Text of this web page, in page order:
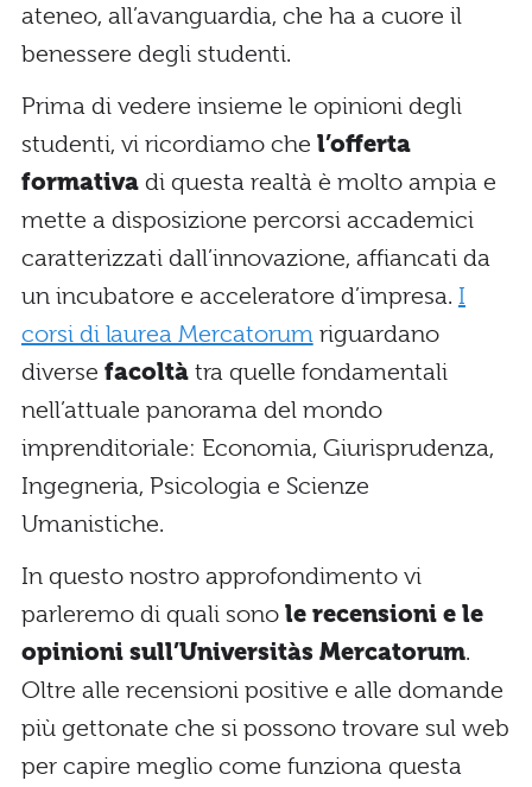
ateneo, all’avanguardia, che ha a cuore il
benessere degli studenti.
Prima di vedere insieme le opinioni degli
studenti, vi ricordiamo che l’offerta
formativa di questa realtà è molto ampia e
mette a disposizione percorsi accademici
caratterizzati dall’innovazione, affiancati da
un incubatore e acceleratore d’impresa. I
corsi di laurea Mercatorumriguardano
diverse facoltà tra quelle fondamentali
nell’attuale panorama del mondo
imprenditoriale: Economia, Giurisprudenza,
Ingegneria, Psicologia e Scienze
Umanistiche.
In questo nostro approfondimento vi
parleremo di quali sono le recensioni e le
opinioni sull’Universitàs Mercatorum.
Oltre alle recensioni positive e alle domande
più gettonate che si possono trovare sul web
per capire meglio come funziona questa